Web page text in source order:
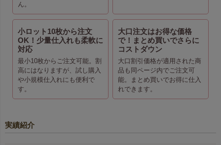
ん。
小ロット10枚から注文
OK！少量仕入れも柔軟に
対応
最小10枚からご注文可能。割
高にはなりますが、試し購入
や小規模仕入れにも便利で
す。
大口注文はお得な価格
で！まとめ買いでさらに
コストダウン
大口割引価格が適用された商
品も同ページ内でご注文可
能。まとめ買いでお得に仕入
れできます。
実績紹介